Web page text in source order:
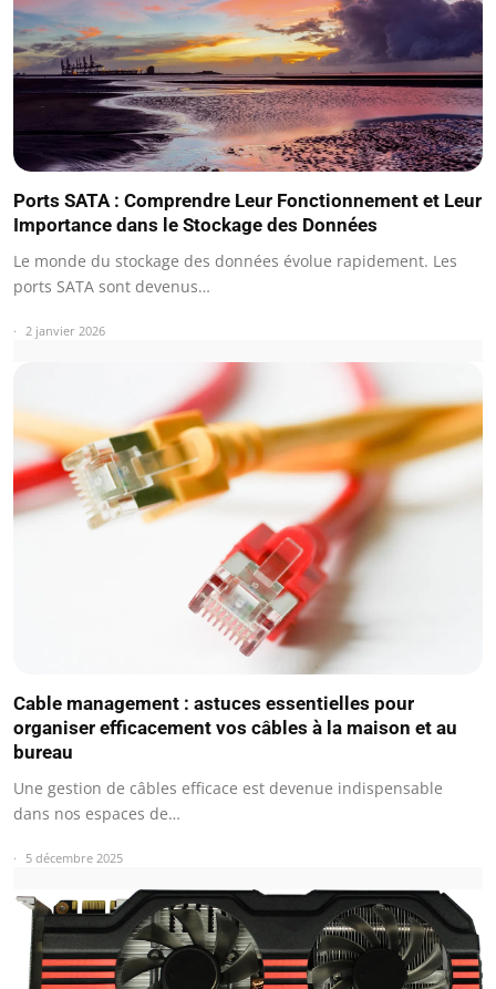
Ports SATA : Comprendre Leur Fonctionnement et Leur
Importance dans le Stockage des Données
Le monde du stockage des données évolue rapidement. Les
ports SATA sont devenus…
2 janvier 2026
Cable management : astuces essentielles pour
organiser efficacement vos câbles à la maison et au
bureau
Une gestion de câbles efficace est devenue indispensable
dans nos espaces de…
5 décembre 2025